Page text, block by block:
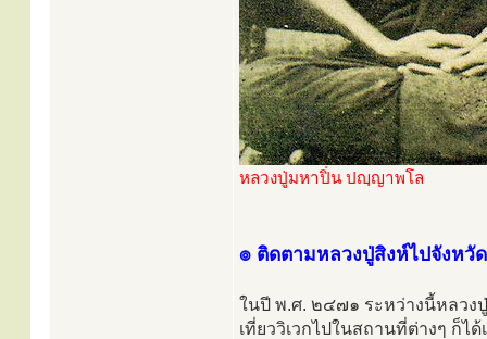
หลวงปู่มหาปิ่น ปญฺญาพโล
๏ ติดตามหลวงปู่สิงห์ไปจังหวั
ในปี พ.ศ. ๒๔๗๑ ระหว่างนี้หลวง
เที่ยววิเวกไปในสถานที่ต่างๆ ก็ไ